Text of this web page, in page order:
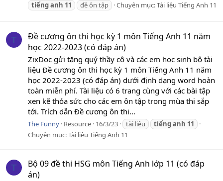
tiếnganh 11 đề ôn tập Chuyên mục:Tài liệu Tiếng Anh 11
T
Đề cương ôn thi học kỳ 1 môn Tiếng Anh 11 năm
học 2022-2023 (có đáp án)
ZixDoc gửi tặng quý thầy cô và các em học sinh bộ tài
liệu Đề cương ôn thi học kỳ 1 môn Tiếng Anh 11 năm
học 2022-2023 (có đáp án) dưới định dạng word hoàn
toàn miễn phí. Tài liệu có 6 trang cùng với các bài tập
xen kẽ thỏa sức cho các em ôn tập trong mùa thi sắp
tới. Trích dẫn Đề cương ôn thi...
The Funny Resource 16/3/23 tài liệu tiếnganh 11
Chuyên mục:Tài liệu Tiếng Anh 11
T
Bộ 09 đề thi HSG môn Tiếng Anh lớp 11 (có đáp
án)